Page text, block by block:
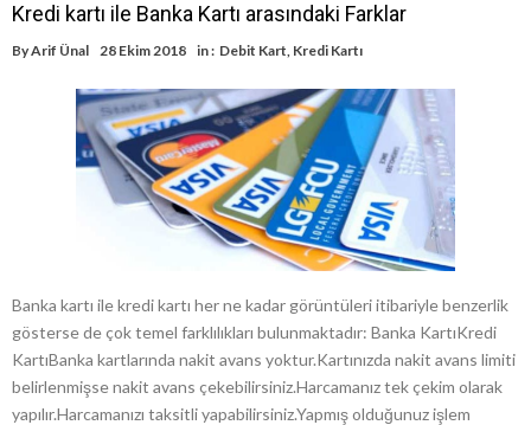
Kredi kartı ile Banka Kartı arasındaki Farklar
ByArif Ünal 28 Ekim 2018 in : Debit Kart, Kredi Kartı
Banka kartı ile kredi kartı her ne kadar görüntüleri itibariyle benzerlik
gösterse de çok temel farklılıkları bulunmaktadır: Banka KartıKredi
KartıBanka kartlarında nakit avans yoktur.Kartınızda nakit avans limiti
belirlenmişse nakit avans çekebilirsiniz.Harcamanız tek çekim olarak
yapılır.Harcamanızı taksitli yapabilirsiniz.Yapmış olduğunuz işlem